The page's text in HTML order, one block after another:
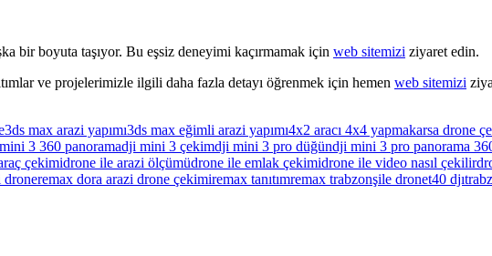
bir boyuta taşıyor. Bu eşsiz deneyimi kaçırmamak için web sitemizi ziyaret edin.
ve projelerimizle ilgili daha fazla detayı öğrenmek için hemen web sitemizi
3ds max arazi yapımı3ds max eğimli arazi yapımı4x2 aracı 4x4 yapmakarsa drone
3 360 panoramadji mini 3 çekimdji mini 3 pro düğündji mini 3 pro panorama
çekimidrone ile arazi ölçümüdrone ile emlak çekimidrone ile video nasıl çekilir
droneremax dora arazi drone çekimiremax tanıtımremax trabzonşile dronet40 djı